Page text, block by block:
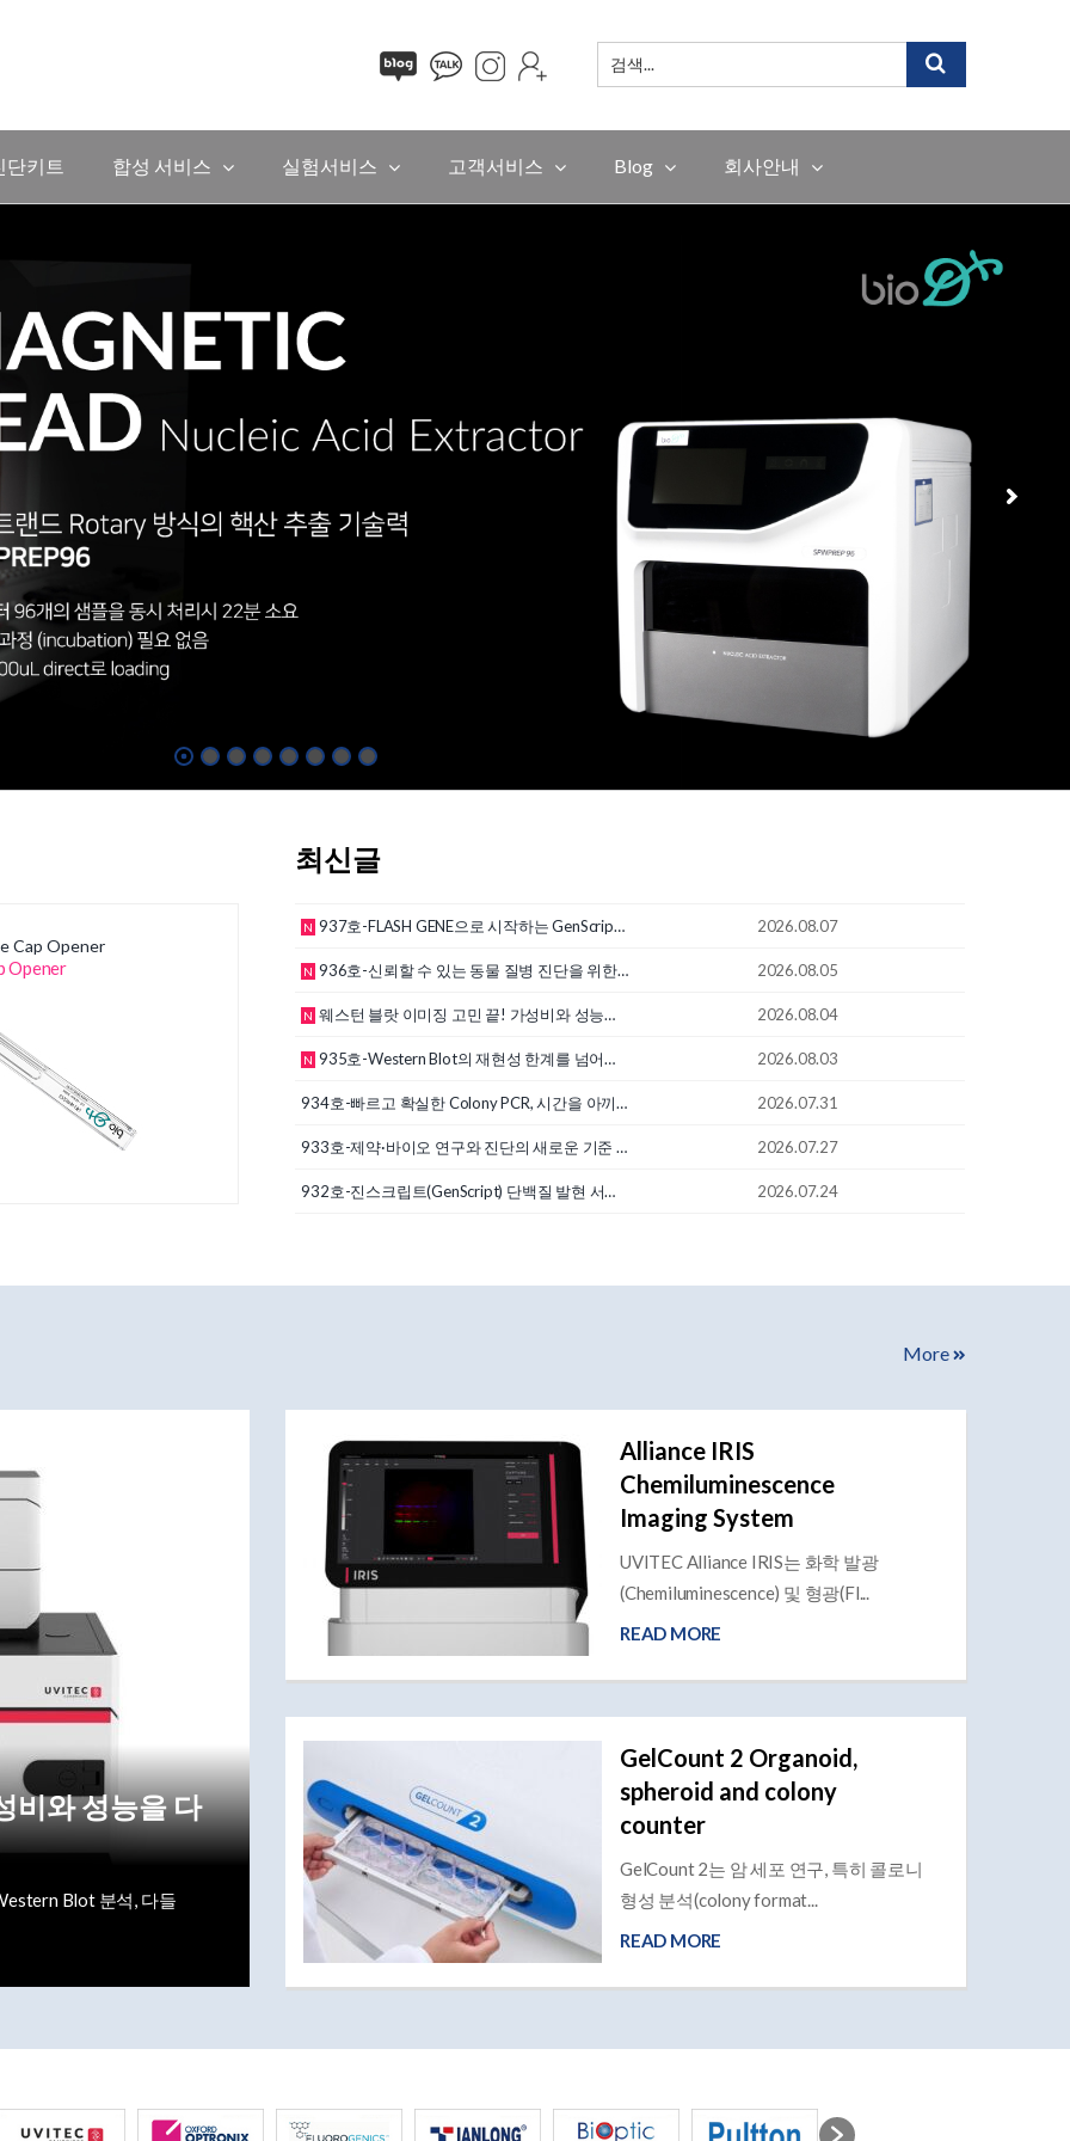
검
색
단키트 합성 서비스 실험서비스 고객서비스 Blog 회사안내
최신글
Cap Opener
Opener
N 937호-FLASH GENE으로 시작하는 GenScript 초고속 HTP 항체 스크리닝 2026.08.07
N 936호-신뢰할 수 있는 동물 질병 진단을 위한 최선의 선택 HiAny qPCR Kit 2026.08.05
N 웨스턴 블랏 이미징 고민 끝! 가성비와 성능을 다 잡은 Alliance Q9 Micro 2026.08.04
N 935호-Western Blot의 재현성 한계를 넘어서다 BlotCycler 2026.08.03
934호-빠르고 확실한 Colony PCR, 시간을 아끼는 PCRBIO 시약으로 완성하세요. 2026.07.31
933호-제약·바이오 연구와 진단의 새로운 기준 SpinPrep 96 2026.07.27
932호-진스크립트(GenScript) 단백질 발현 서비스 2026.07.24
More
비와 성능을 다
Blot 분석, 다들
Alliance IRIS
Chemiluminescence
Imaging System
UVITEC Alliance IRIS는 화학 발광
(Chemiluminescence) 및 형광(Fl...
READ MORE
GelCount 2 Organoid,
spheroid and colony
counter
GelCount 2는 암 세포 연구, 특히 콜로니
형성 분석(colony format...
READ MORE